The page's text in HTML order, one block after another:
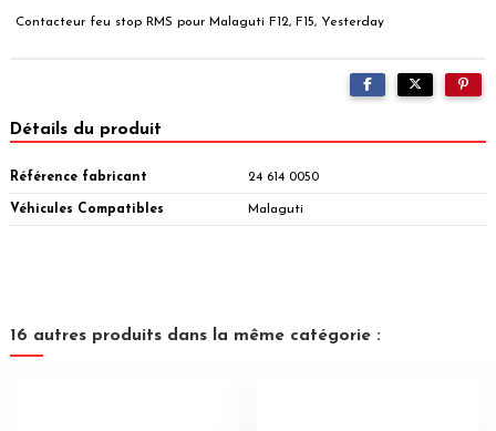
Contacteur feu stop RMS pour Malaguti F12, F15, Yesterday
Détails du produit
Référence fabricant 24 614 0050
Véhicules Compatibles Malaguti
16 autres produits dans la même catégorie :